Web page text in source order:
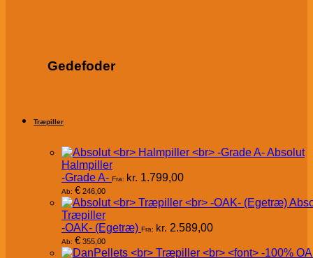
Gedefoder
Træpiller
Absolut
Halmpiller
-Grade A- Fra: kr. 1.799,00
Ab: € 246,00
Træpiller
-OAK- (Egetræ) Fra: kr. 2.589,00
Ab: € 355,00